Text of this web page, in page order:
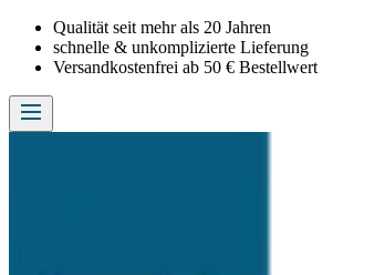
Qualität seit mehr als 20 Jahren
schnelle & unkomplizierte Lieferung
Versandkostenfrei ab 50 € Bestellwert